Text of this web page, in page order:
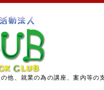
他、就業の為の講座、案内等の